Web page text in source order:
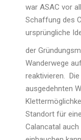
war ASAC vor
Schaffung des
ursprüngliche
der
Wanderwege
reaktivieren.
ausgedehnten
Standort für
Calancatal